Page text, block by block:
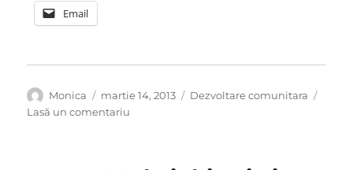
Email
Autor
Monica
Publicat
pe
martie 14, 2013 Categorii
Dezvoltare comunitara
Lasă un comentariu